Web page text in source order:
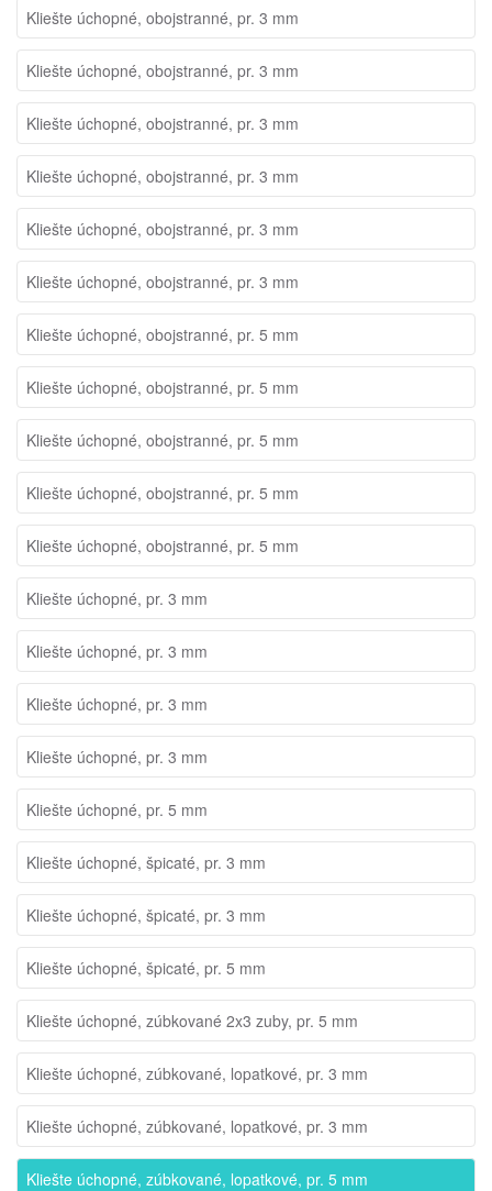
Kliešte úchopné, obojstranné, pr. 3 mm
Kliešte úchopné, obojstranné, pr. 3 mm
Kliešte úchopné, obojstranné, pr. 3 mm
Kliešte úchopné, obojstranné, pr. 3 mm
Kliešte úchopné, obojstranné, pr. 3 mm
Kliešte úchopné, obojstranné, pr. 3 mm
Kliešte úchopné, obojstranné, pr. 5 mm
Kliešte úchopné, obojstranné, pr. 5 mm
Kliešte úchopné, obojstranné, pr. 5 mm
Kliešte úchopné, obojstranné, pr. 5 mm
Kliešte úchopné, obojstranné, pr. 5 mm
Kliešte úchopné, pr. 3 mm
Kliešte úchopné, pr. 3 mm
Kliešte úchopné, pr. 3 mm
Kliešte úchopné, pr. 3 mm
Kliešte úchopné, pr. 5 mm
Kliešte úchopné, špicaté, pr. 3 mm
Kliešte úchopné, špicaté, pr. 3 mm
Kliešte úchopné, špicaté, pr. 5 mm
Kliešte úchopné, zúbkované 2x3 zuby, pr. 5 mm
Kliešte úchopné, zúbkované, lopatkové, pr. 3 mm
Kliešte úchopné, zúbkované, lopatkové, pr. 3 mm
Kliešte úchopné, zúbkované, lopatkové, pr. 5 mm